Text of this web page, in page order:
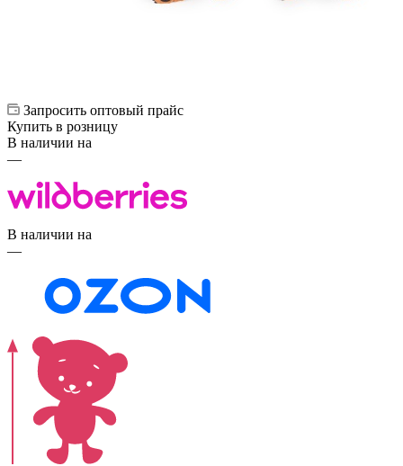
Запросить оптовый прайс
Купить в розницу
В наличии на
—
В наличии на
—